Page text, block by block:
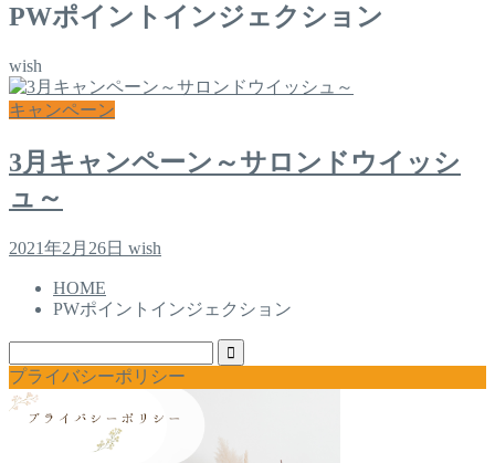
PWポイントインジェクション
wish
キャンペーン
3月キャンペーン～サロンドウイッシ
ュ～
2021年2月26日 wish
HOME
PWポイントインジェクション
プライバシーポリシー